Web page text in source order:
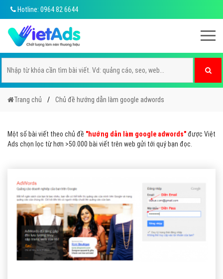
Hotline: 0964 82 6644
Trang chủ Chủ đề hướng dẫn làm google adwords
Một số bài viết theo chủ đề "hướng dẫn làm google adwords"được Việt
Ads chọn lọc từ hơn >50.000 bài viết trên web gửi tới quý bạn đọc.